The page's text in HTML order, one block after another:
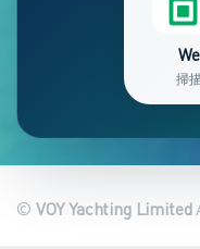
掃
© VOY Yachting Limited